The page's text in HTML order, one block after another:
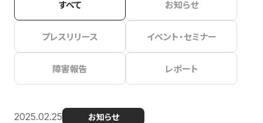
すべて お知らせ
プレスリリース イベント・セミナー
障害報告 レポート
2025.02.25 お知らせ